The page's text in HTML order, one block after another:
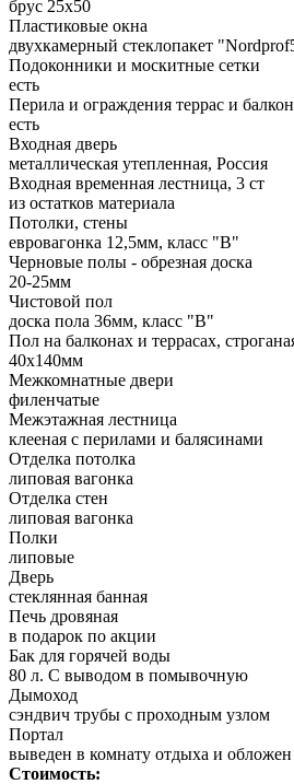
брус 25х50
Пластиковые окна
двухкамерный стеклопакет
Подоконники и москитные сетки
есть
Перила и ограждения террас и
есть
Входная дверь
металлическая утепленная, Россия
Входная временная лестница, 3 ст
из остатков материала
Потолки, стены
евровагонка 12,5мм, класс "В"
Черновые полы - обрезная доска
20-25мм
Чистовой пол
доска пола 36мм, класс "B"
Пол на балконах и террасах,
40х140мм
Межкомнатные двери
филенчатые
Межэтажная лестница
клееная с перилами и балясинами
Отделка потолка
липовая вагонка
Отделка стен
липовая вагонка
Полки
липовые
Дверь
стеклянная банная
Печь дровяная
в подарок по акции
Бак для горячей воды
80 л. С выводом в помывочную
Дымоход
сэндвич трубы с проходным узлом
Портал
выведен в комнату отдыха и
Стоимость: